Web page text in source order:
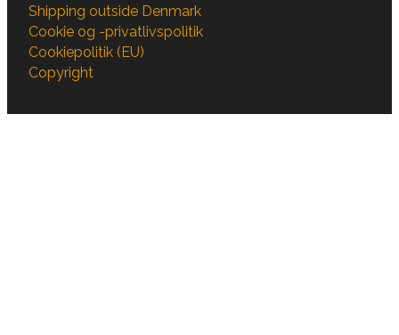
Shipping outside Denmark
Cookie og -privatlivspolitik
Cookiepolitik (EU)
Copyright